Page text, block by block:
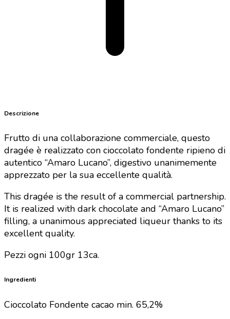
Descrizione
Frutto di una collaborazione commerciale, questo
dragée è realizzato con cioccolato fondente ripieno di
autentico “Amaro Lucano”, digestivo unanimemente
apprezzato per la sua eccellente qualità.
This dragée is the result of a commercial partnership.
It is realized with dark chocolate and “Amaro Lucano”
filling, a unanimous appreciated liqueur thanks to its
excellent quality.
Pezzi ogni 100gr 13ca.
Ingredienti
Cioccolato Fondente cacao min. 65,2%